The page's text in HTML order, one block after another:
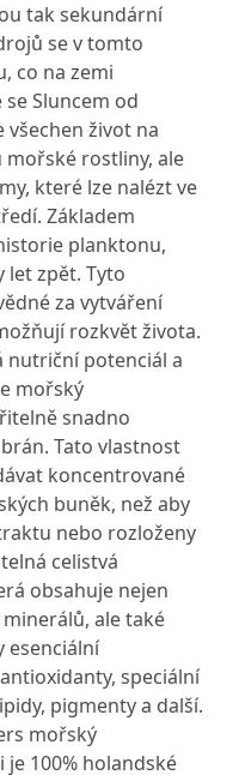
tak sekundární
se v tomto
co na zemi
Sluncem od
život na
rostliny, ale
které lze nalézt ve
Základem
planktonu,
let zpět. Tyto
za vytváření
rozkvět života.
nutriční potenciál a
mořský
snadno
Tato vlastnost
koncentrované
buněk, než aby
nebo rozloženy
celistvá
obsahuje nejen
ale také
esenciální
speciální
pigmenty a další.
mořský
100% holandské